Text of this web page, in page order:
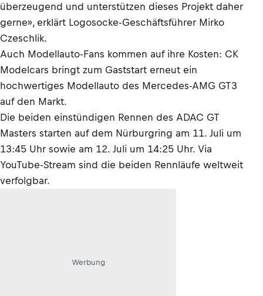
überzeugend und unterstützen dieses Projekt daher
gerne», erklärt Logosocke-Geschäftsführer Mirko
Czeschlik.
Auch Modellauto-Fans kommen auf ihre Kosten: CK
Modelcars bringt zum Gaststart erneut ein
hochwertiges Modellauto des Mercedes-AMG GT3
auf den Markt.
Die beiden einstündigen Rennen des ADAC GT
Masters starten auf dem Nürburgring am 11. Juli um
13:45 Uhr sowie am 12. Juli um 14:25 Uhr. Via
YouTube-Stream sind die beiden Rennläufe weltweit
verfolgbar.
Werbung